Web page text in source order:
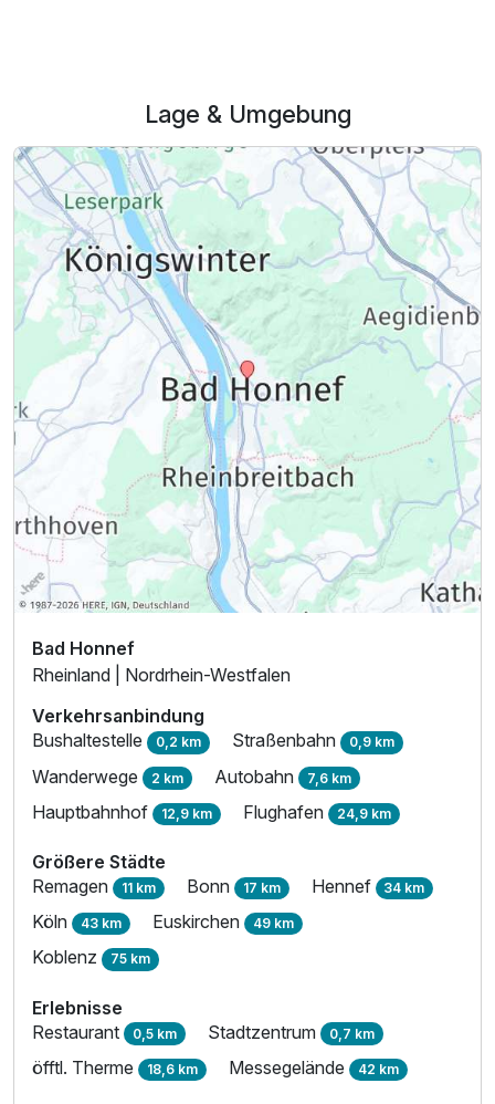
p.P. ab
Lage & Umgebung
Bad Honnef
Rheinland | Nordrhein-Westfalen
Verkehrsanbindung
Bushaltestelle 0,2 km Straßenbahn 0,9 km
Wanderwege 2 km Autobahn 7,6 km
Hauptbahnhof 12,9 km Flughafen 24,9 km
Größere Städte
Remagen 11 km Bonn 17 km Hennef 34 km
Köln 43 km Euskirchen 49 km
Koblenz 75 km
Erlebnisse
Restaurant 0,5 km Stadtzentrum 0,7 km
öfftl. Therme 18,6 km Messegelände 42 km